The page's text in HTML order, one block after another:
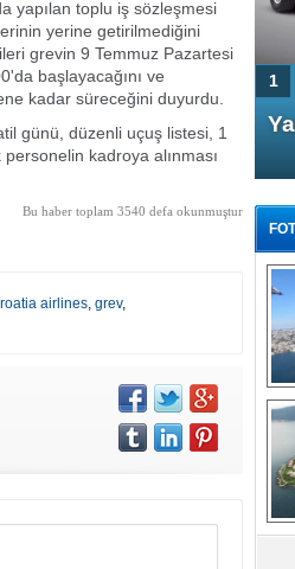
yapılan toplu iş sözleşmesi
yerine getirilmediğini
grevin 9 Temmuz Pazartesi
başlayacağını ve
kadar süreceğini duyurdu.
günü, düzenli uçuş listesi, 1
kadroya alınması
Bu haber toplam 3540 defa okunmuştur
airlines, grev,
AMG GT Coupe
satışa çıktı
1